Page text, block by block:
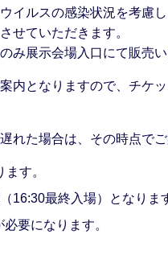
イルスの感染状況を考慮
せていただきます。
み展示会場入口にて販売
内となりますので、チケ
れた場合は、その時点で
す。
16:30最終入場）となりま
要になります。